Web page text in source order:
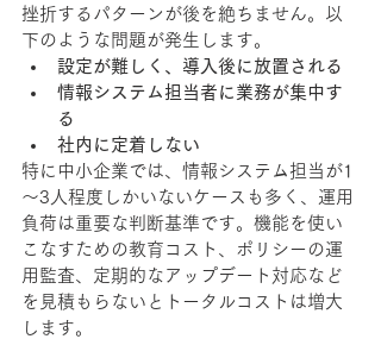
挫折するパターンが後を絶ちません。以
下のような問題が発生します。
設定が難しく、導入後に放置される
情報システム担当者に業務が集中す
る
社内に定着しない
特に中小企業では、情報システム担当が1
～3人程度しかいないケースも多く、運用
負荷は重要な判断基準です。機能を使い
こなすための教育コスト、ポリシーの運
用監査、定期的なアップデート対応など
を見積もらないとトータルコストは増大
します。